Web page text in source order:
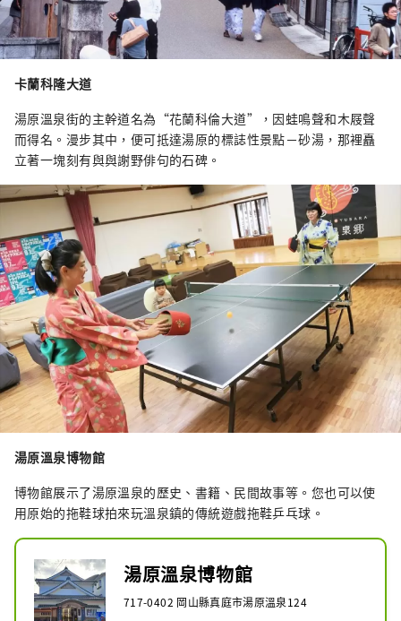
卡蘭科隆大道
湯原溫泉街的主幹道名為“花蘭科倫大道”，因蛙鳴聲和木屐聲
而得名。漫步其中，便可抵達湯原的標誌性景點－砂湯，那裡矗
立著一塊刻有與與謝野俳句的石碑。
湯原溫泉博物館
博物館展示了湯原溫泉的歷史、書籍、民間故事等。您也可以使
用原始的拖鞋球拍來玩溫泉鎮的傳統遊戲拖鞋乒乓球。
湯原溫泉博物館
717-0402 岡山縣真庭市湯原溫泉124